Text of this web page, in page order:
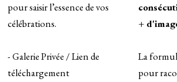
pour saisir l’essence de vos
célébrations.
- Galerie Privée / Lien de
téléchargement
+
La
pour